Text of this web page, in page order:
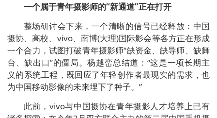
一个属于青年摄影师的“新通道”正在打开
整场研讨会下来，一个清晰的信号已经释放：中国
摄协、高校、vivo、南博(大理)国际影会等各方正在形成
一个合力，试图打破青年摄影师“缺资金、缺导师、缺舞
台、缺出口”的僵局。杨越峦总结道：“这是一项长期主
义的系统工程，既回应了年轻创作者最现实的需求，也
为中国移动影像的未来埋下了种子。”
此前，vivo与中国摄协在青年摄影人才培养上已有